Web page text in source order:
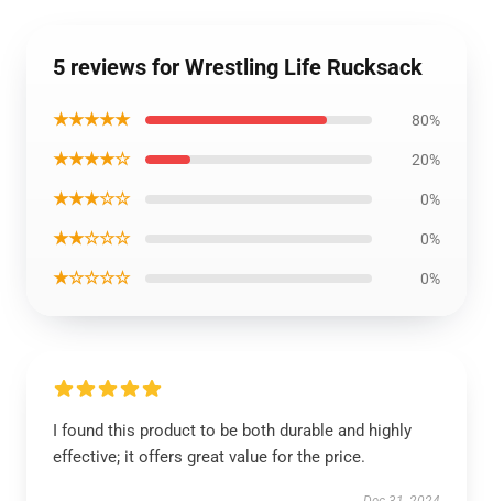
5 reviews for Wrestling Life Rucksack
★★★★★ 80%
★★★★☆ 20%
★★★☆☆ 0%
★★☆☆☆ 0%
★☆☆☆☆ 0%
I found this product to be both durable and highly
effective; it offers great value for the price.